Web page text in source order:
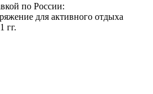
по России:
для активного отдыха
гг.